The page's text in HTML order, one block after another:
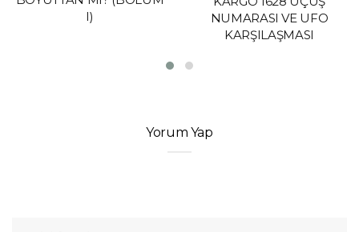
I)
NUMARASI VE UFO
KARŞILAŞMASI
Yorum Yap